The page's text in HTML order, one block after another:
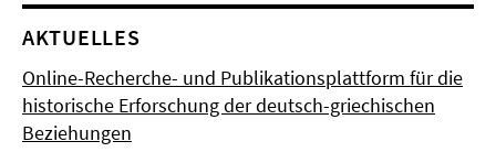
AKTUELLES
Online-Recherche- und Publikationsplattform für die
historische Erforschung der deutsch-griechischen
Beziehungen